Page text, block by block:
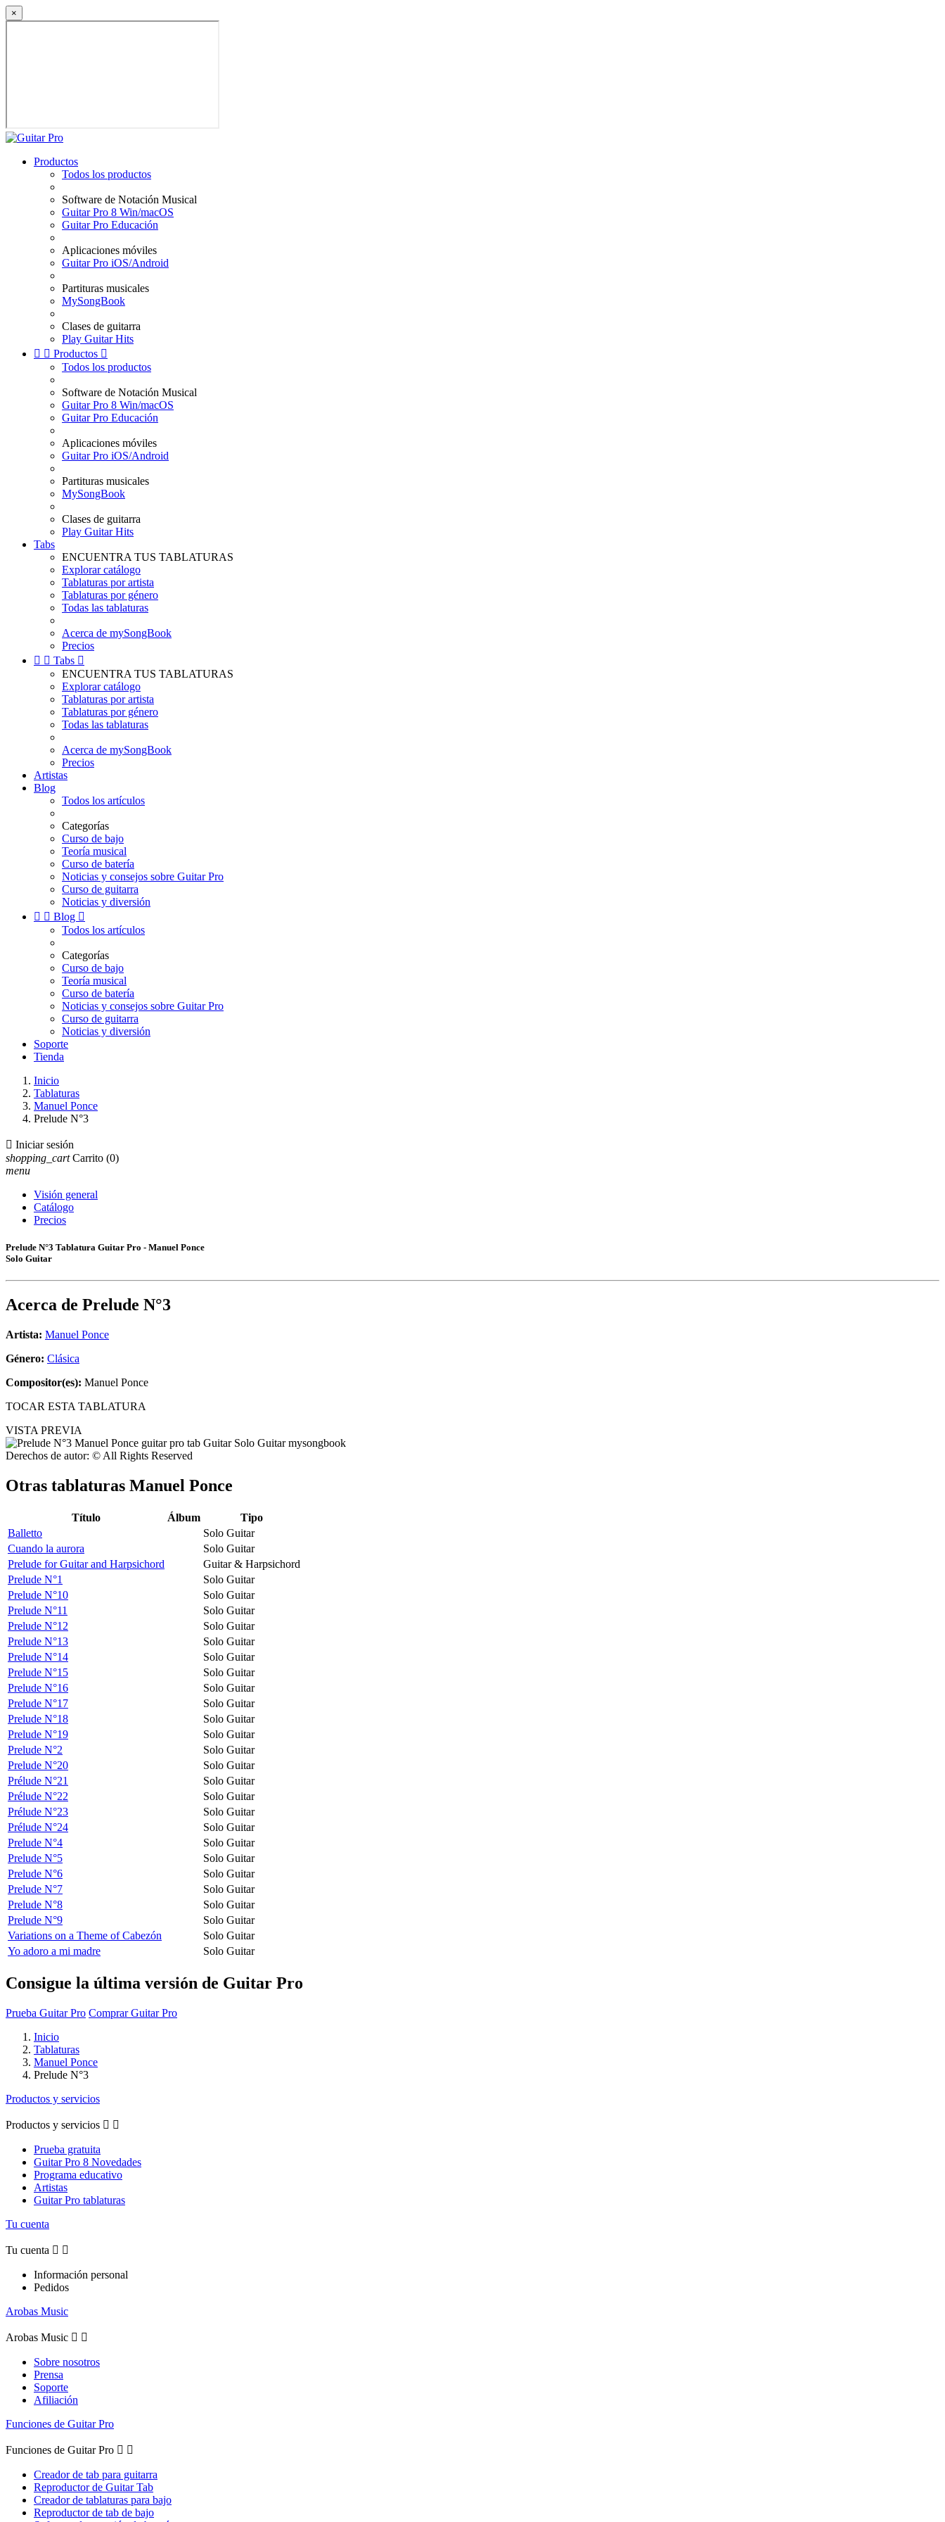
×
Productos
Todos los productos
Software de Notación Musical
Guitar Pro 8 Win/macOS
Guitar Pro Educación
Aplicaciones móviles
Guitar Pro iOS/Android
Partituras musicales
MySongBook
Clases de guitarra
Play Guitar Hits
  Productos 
Todos los productos
Software de Notación Musical
Guitar Pro 8 Win/macOS
Guitar Pro Educación
Aplicaciones móviles
Guitar Pro iOS/Android
Partituras musicales
MySongBook
Clases de guitarra
Play Guitar Hits
Tabs
ENCUENTRA TUS TABLATURAS
Explorar catálogo
Tablaturas por artista
Tablaturas por género
Todas las tablaturas
Acerca de mySongBook
Precios
  Tabs 
ENCUENTRA TUS TABLATURAS
Explorar catálogo
Tablaturas por artista
Tablaturas por género
Todas las tablaturas
Acerca de mySongBook
Precios
Artistas
Blog
Todos los artículos
Categorías
Curso de bajo
Teoría musical
Curso de batería
Noticias y consejos sobre Guitar Pro
Curso de guitarra
Noticias y diversión
  Blog 
Todos los artículos
Categorías
Curso de bajo
Teoría musical
Curso de batería
Noticias y consejos sobre Guitar Pro
Curso de guitarra
Noticias y diversión
Soporte
Tienda
Inicio
Tablaturas
Manuel Ponce
Prelude N°3
 Iniciar sesión
shopping_cart Carrito (0)
menu
Visión general
Catálogo
Precios
Prelude N°3 Tablatura Guitar Pro - Manuel Ponce
Solo Guitar
Acerca de Prelude N°3
Artista: Manuel Ponce
Género: Clásica
Compositor(es): Manuel Ponce
TOCAR ESTA TABLATURA
VISTA PREVIA
Derechos de autor: © All Rights Reserved
Otras tablaturas Manuel Ponce
Título Álbum
Tipo
Balletto
Solo Guitar
Cuando la aurora
Solo Guitar
Prelude for Guitar and Harpsichord
Guitar & Harpsichord
Prelude N°1
Solo Guitar
Prelude N°10
Solo Guitar
Prelude N°11
Solo Guitar
Prelude N°12
Solo Guitar
Prelude N°13
Solo Guitar
Prelude N°14
Solo Guitar
Prelude N°15
Solo Guitar
Prelude N°16
Solo Guitar
Prelude N°17
Solo Guitar
Prelude N°18
Solo Guitar
Prelude N°19
Solo Guitar
Prelude N°2
Solo Guitar
Prelude N°20
Solo Guitar
Prélude N°21
Solo Guitar
Prélude N°22
Solo Guitar
Prélude N°23
Solo Guitar
Prélude N°24
Solo Guitar
Prelude N°4
Solo Guitar
Prelude N°5
Solo Guitar
Prelude N°6
Solo Guitar
Prelude N°7
Solo Guitar
Prelude N°8
Solo Guitar
Prelude N°9
Solo Guitar
Variations on a Theme of Cabezón
Solo Guitar
Yo adoro a mi madre
Solo Guitar
Consigue la última versión de Guitar Pro
Prueba Guitar Pro Comprar Guitar Pro
Inicio
Tablaturas
Manuel Ponce
Prelude N°3
Productos y servicios
Productos y servicios  
Prueba gratuita
Guitar Pro 8 Novedades
Programa educativo
Artistas
Guitar Pro tablaturas
Tu cuenta
Tu cuenta  
Información personal
Pedidos
Arobas Music
Arobas Music  
Sobre nosotros
Prensa
Soporte
Afiliación
Funciones de Guitar Pro
Funciones de Guitar Pro  
Creador de tab para guitarra
Reproductor de Guitar Tab
Creador de tablaturas para bajo
Reproductor de tab de bajo